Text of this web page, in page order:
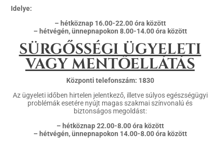
Idelye:
– hétköznap 16.00-22.00 óra között
– hétvégén, ünnepnapokon 8.00-14.00 óra között
SÜRGŐSSÉGI ÜGYELETI
VAGY MENTŐELLÁTÁS
Központi telefonszám: 1830
Az ügyeleti időben hirtelen jelentkező, illetve súlyos egészségügyi
problémák esetére nyújt magas szakmai színvonalú és
biztonságos megoldást:
– hétköznap 22.00-8.00 óra között
– hétvégén, ünnepnapokon 14.00-8.00 óra között